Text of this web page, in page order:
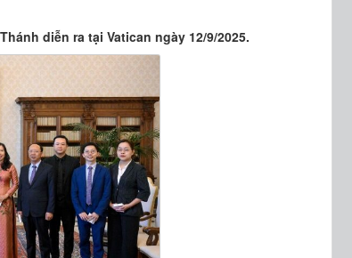
diễn ra tại Vatican ngày 12/9/2025.